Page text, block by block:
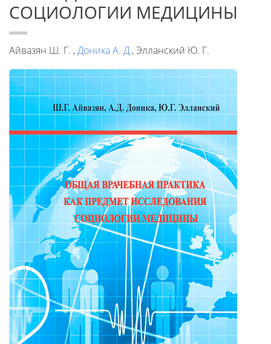
СОЦИОЛОГИИ МЕДИЦИНЫ
Айвазян Ш. Г. ,Доника А. Д., Элланский Ю. Г.